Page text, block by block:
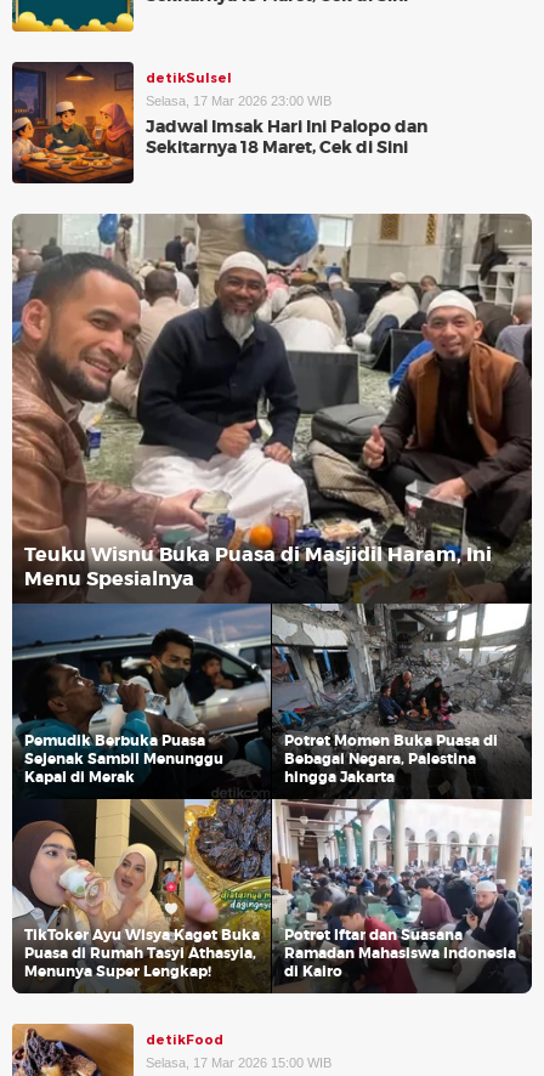
detikSulsel
Selasa, 17 Mar 2026 23:00 WIB
Jadwal Imsak Hari Ini Palopo dan
Sekitarnya 18 Maret, Cek di Sini
Teuku Wisnu Buka Puasa di Masjidil Haram, Ini
Menu Spesialnya
Pemudik Berbuka Puasa
Sejenak Sambil Menunggu
Kapal di Merak
Potret Momen Buka Puasa di
Bebagai Negara, Palestina
hingga Jakarta
TikToker Ayu Wisya Kaget Buka
Puasa di Rumah Tasyi Athasyia,
Menunya Super Lengkap!
Potret Iftar dan Suasana
Ramadan Mahasiswa Indonesia
di Kairo
detikFood
Selasa, 17 Mar 2026 15:00 WIB